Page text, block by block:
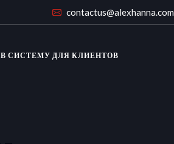
contactus@alexhanna.com
В СИСТЕМУ ДЛЯ КЛИЕНТОВ